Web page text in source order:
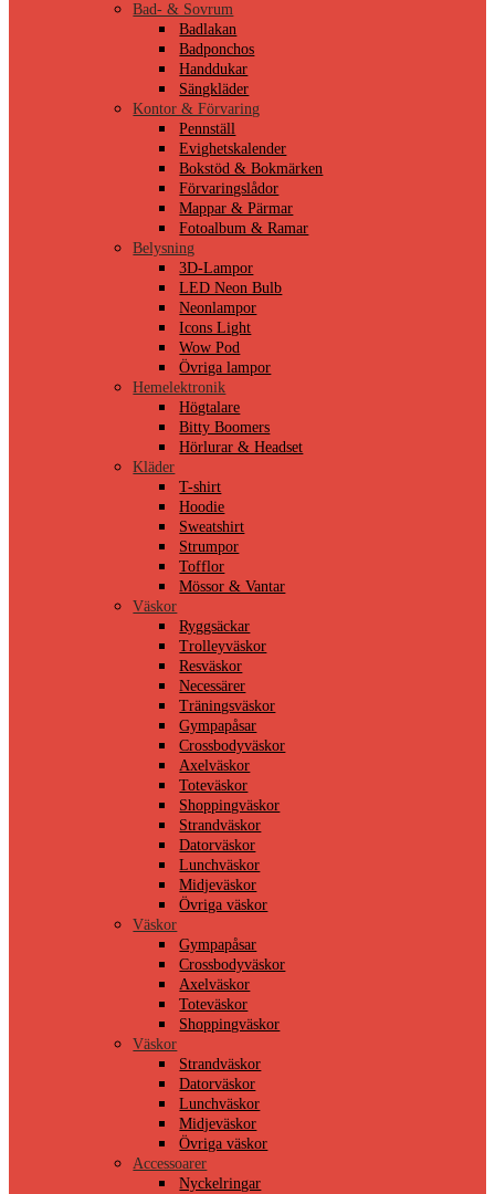
Bad- & Sovrum
Badlakan
Badponchos
Handdukar
Sängkläder
Kontor & Förvaring
Pennställ
Evighetskalender
Bokstöd & Bokmärken
Förvaringslådor
Mappar & Pärmar
Fotoalbum & Ramar
Belysning
3D-Lampor
LED Neon Bulb
Neonlampor
Icons Light
Wow Pod
Övriga lampor
Hemelektronik
Högtalare
Bitty Boomers
Hörlurar & Headset
Kläder
T-shirt
Hoodie
Sweatshirt
Strumpor
Tofflor
Mössor & Vantar
Väskor
Ryggsäckar
Trolleyväskor
Resväskor
Necessärer
Träningsväskor
Gympapåsar
Crossbodyväskor
Axelväskor
Toteväskor
Shoppingväskor
Strandväskor
Datorväskor
Lunchväskor
Midjeväskor
Övriga väskor
Väskor
Gympapåsar
Crossbodyväskor
Axelväskor
Toteväskor
Shoppingväskor
Väskor
Strandväskor
Datorväskor
Lunchväskor
Midjeväskor
Övriga väskor
Accessoarer
Nyckelringar